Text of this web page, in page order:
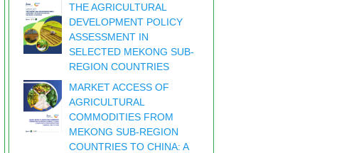
THE AGRICULTURAL
DEVELOPMENT POLICY
ASSESSMENT IN
SELECTED MEKONG SUB-
REGION COUNTRIES
MARKET ACCESS OF
AGRICULTURAL
COMMODITIES FROM
MEKONG SUB-REGION
COUNTRIES TO CHINA: A